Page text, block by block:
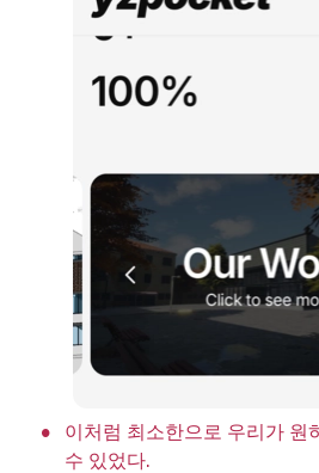
•
이처럼 최소한으로 우리가 원
수 있었다.